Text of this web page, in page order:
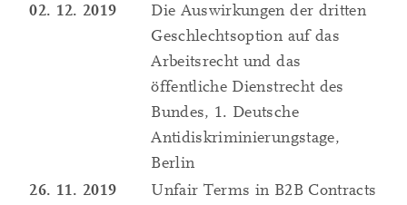
02. 12. 2019
Die Auswirkungen der dritten
Geschlechtsoption auf das
Arbeitsrecht und das
öffentliche Dienstrecht des
Bundes, 1. Deutsche
Antidiskriminierungstage,
Berlin
26. 11. 2019
Unfair Terms in B2B Contracts